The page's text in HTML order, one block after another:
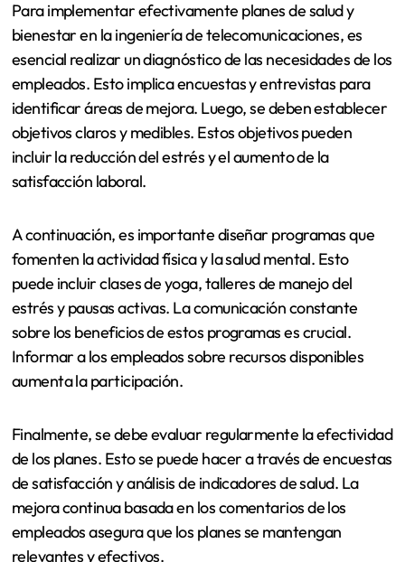
Para implementar efectivamente planes de salud y
bienestar en la ingeniería de telecomunicaciones, es
esencial realizar un diagnóstico de las necesidades de los
empleados. Esto implica encuestas y entrevistas para
identificar áreas de mejora. Luego, se deben establecer
objetivos claros y medibles. Estos objetivos pueden
incluir la reducción del estrés y el aumento de la
satisfacción laboral.
A continuación, es importante diseñar programas que
fomenten la actividad física y la salud mental. Esto
puede incluir clases de yoga, talleres de manejo del
estrés y pausas activas. La comunicación constante
sobre los beneficios de estos programas es crucial.
Informar a los empleados sobre recursos disponibles
aumenta la participación.
Finalmente, se debe evaluar regularmente la efectividad
de los planes. Esto se puede hacer a través de encuestas
de satisfacción y análisis de indicadores de salud. La
mejora continua basada en los comentarios de los
empleados asegura que los planes se mantengan
relevantes y efectivos.